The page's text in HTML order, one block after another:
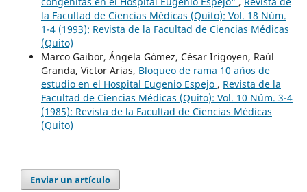
la Facultad de Ciencias Médicas (Quito): Vol. 18 Núm.
1-4 (1993): Revista de la Facultad de Ciencias Médicas
(Quito)
Marco Gaibor, Ángela Gómez, César Irigoyen, Raúl
Granda, Victor Arias, Bloqueo de rama 10 años de
estudio en el Hospital Eugenio Espejo , Revista de la
Facultad de Ciencias Médicas (Quito): Vol. 10 Núm. 3-4
(1985): Revista de la Facultad de Ciencias Médicas
(Quito)
Enviar un artículo